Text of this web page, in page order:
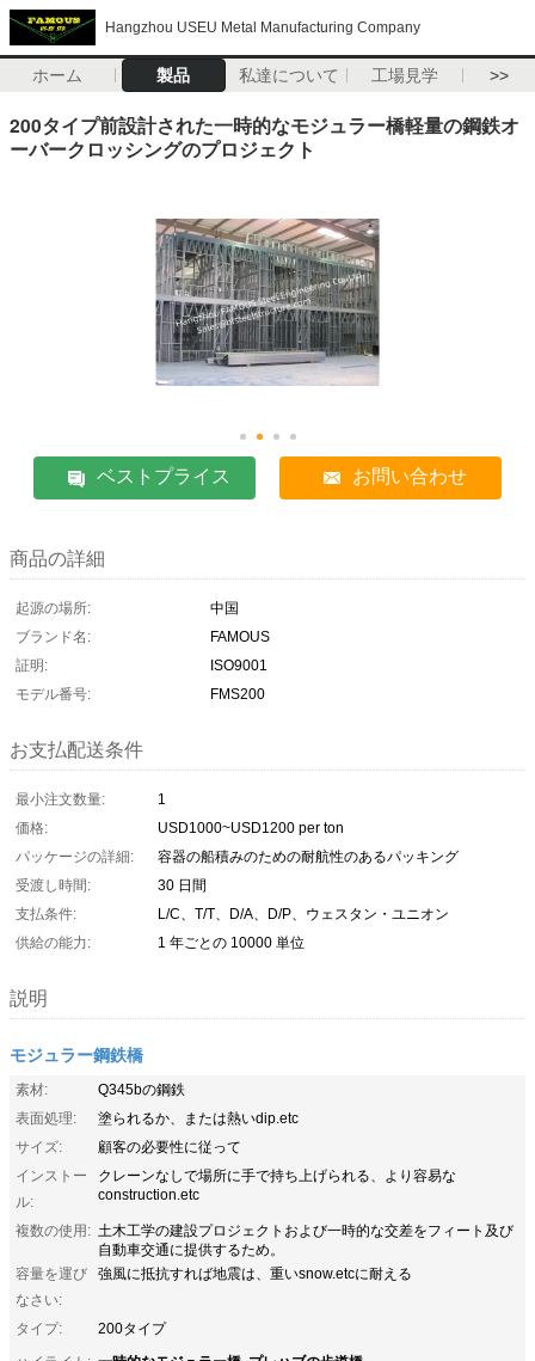
Hangzhou USEU Metal Manufacturing Company
ホーム 製品 私達について 工場見学 >>
200タイプ前設計された一時的なモジュラー橋軽量の鋼鉄オ
ーバークロッシングのプロジェクト
ベストプライス お問い合わせ
商品の詳細
起源の場所:
中国
ブランド名:
FAMOUS
証明:
ISO9001
モデル番号:
FMS200
お支払配送条件
最小注文数量:
1
価格:
USD1000~USD1200 per ton
パッケージの詳細:
容器の船積みのための耐航性のあるパッキング
受渡し時間:
30 日間
支払条件:
L/C、T/T、D/A、D/P、ウェスタン・ユニオン
供給の能力:
1 年ごとの 10000 単位
説明
モジュラー鋼鉄橋
素材:
Q345bの鋼鉄
表面処理:
塗られるか、または熱いdip.etc
サイズ:
顧客の必要性に従って
インストー
ル:
クレーンなしで場所に手で持ち上げられる、より容易な
construction.etc
複数の使用: 土木工学の建設プロジェクトおよび一時的な交差をフィート及び
自動車交通に提供するため。
容量を運び
なさい:
強風に抵抗すれば地震は、重いsnow.etcに耐える
タイプ:
200タイプ